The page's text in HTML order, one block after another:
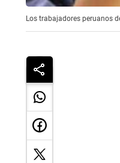
Los trabajadores peruanos